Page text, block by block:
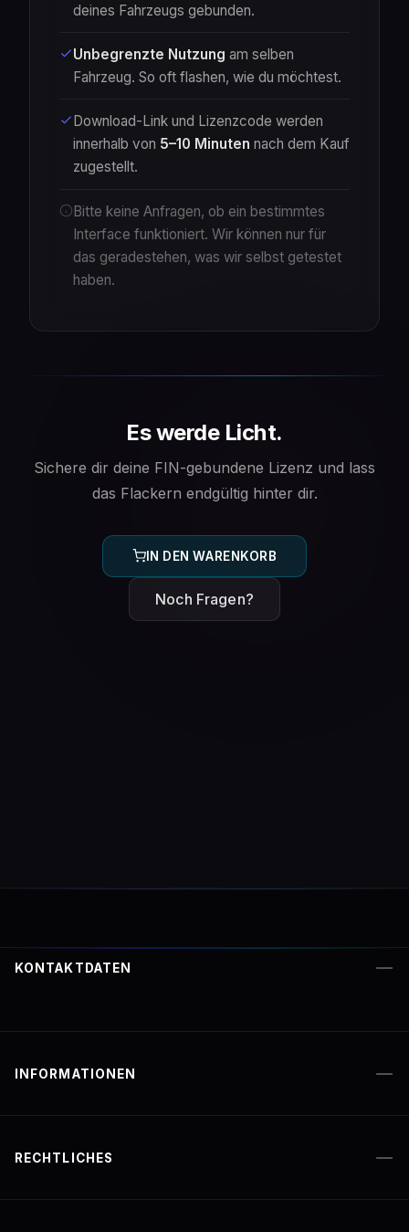
deines Fahrzeugs gebunden.
Unbegrenzte Nutzung am selben
Fahrzeug. So oft flashen, wie du möchtest.
Download-Link und Lizenzcode werden
innerhalb von 5–10 Minuten nach dem Kauf
zugestellt.
Bitte keine Anfragen, ob ein bestimmtes
Interface funktioniert. Wir können nur für
das geradestehen, was wir selbst getestet
haben.
Es werde Licht.
Sichere dir deine FIN-gebundene Lizenz und lass
das Flackern endgültig hinter dir.
IN DEN WARENKORB
Noch Fragen?
KONTAKTDATEN
INFORMATIONEN
RECHTLICHES